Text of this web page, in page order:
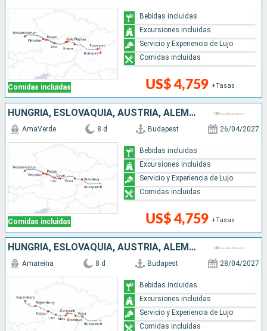
Comidas incluidas US$ 4,759 +Tasas
Bebidas incluidas
Excursiones incluidas
Servicio y Experiencia de Lujo
Comidas incluidas
HUNGRÍA, ESLOVAQUIA, AUSTRIA, ALEMANIA
Comidas incluidas
AmaVerde 8 d Budapest 26/04/2027
US$ 4,759 +Tasas
Bebidas incluidas
Excursiones incluidas
Servicio y Experiencia de Lujo
Comidas incluidas
HUNGRÍA, ESLOVAQUIA, AUSTRIA, ALEMANIA
Amareina 8 d Budapest 28/04/2027
Bebidas incluidas
Excursiones incluidas
Servicio y Experiencia de Lujo
Comidas incluidas